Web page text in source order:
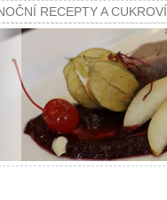
RECEPTY A CUKROVÍ